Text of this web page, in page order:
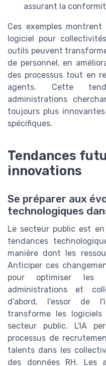
assurant la
Ces exemples
logiciel pour
outils peuvent
de personnel, en
des processus tout en
agents. Cette
administrations
toujours plus
spécifiques.
Tendances
innovations
Se préparer aux
technologiques
Le secteur public est
tendances
manière dont les
Anticiper ces
pour optimiser les
administrations et
d'abord, l'essor de
transforme les
secteur public. L'IA
processus de
talents dans les
des données RH. Les